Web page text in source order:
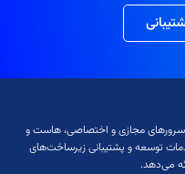
سرورهای مجازی و اختصاصی، هاست و
توسعه و پشتیبانی زیرساخت‌های
می‌دهد.